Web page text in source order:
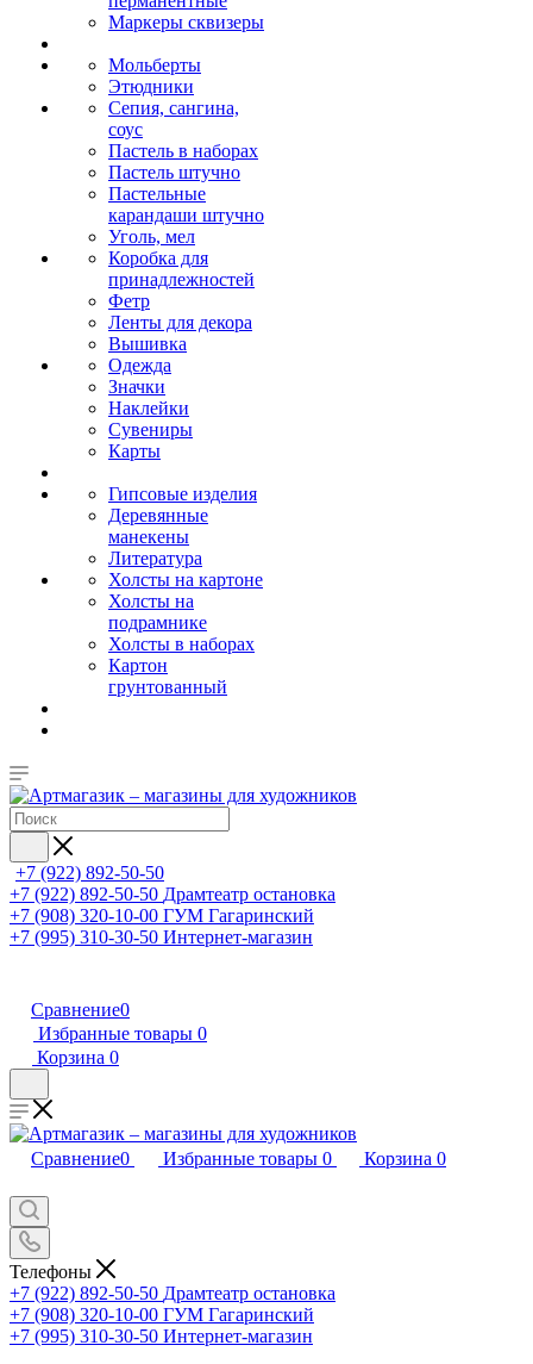
Маркеры сквизеры
Мольберты
Этюдники
Сепия, сангина,
соус
Пастель в наборах
Пастель штучно
Пастельные
карандаши штучно
Уголь, мел
Коробка для
принадлежностей
Фетр
Ленты для декора
Вышивка
Одежда
Значки
Наклейки
Сувениры
Карты
Гипсовые изделия
Деревянные
манекены
Литература
Холсты на картоне
Холсты на
подрамнике
Холсты в наборах
Картон
грунтованный
+7 (922) 892-50-50
+7 (922) 892-50-50 Драмтеатр остановка
+7 (908) 320-10-00 ГУМ Гагаринский
+7 (995) 310-30-50 Интернет-магазин
Сравнение0
Избранные товары 0
Корзина 0
Сравнение0 Избранные товары 0 Корзина 0
Телефоны
+7 (922) 892-50-50 Драмтеатр остановка
+7 (908) 320-10-00 ГУМ Гагаринский
+7 (995) 310-30-50 Интернет-магазин